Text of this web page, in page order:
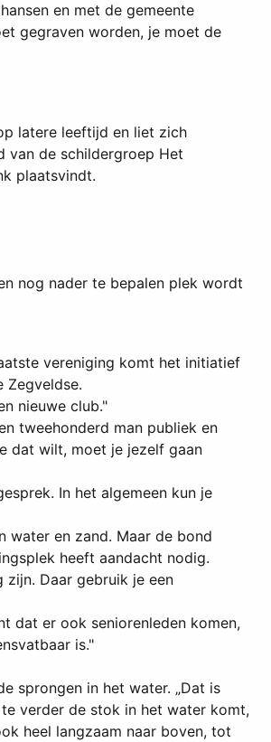
en met de gemeente
gegraven worden, je moet de
latere leeftijd en liet zich
van de schildergroep Het
plaatsvindt.
nog nader te bepalen plek wordt
vereniging komt het initiatief
Zegveldse.
nieuwe club."
tweehonderd man publiek en
dat wilt, moet je jezelf gaan
In het algemeen kun je
water en zand. Maar de bond
heeft aandacht nodig.
Daar gebruik je een
dat er ook seniorenleden komen,
is."
sprongen in het water. „Dat is
verder de stok in het water komt,
heel langzaam naar boven, tot